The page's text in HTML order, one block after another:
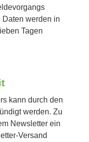
werden in
Tagen
kann durch den
werden. Zu
Newsletter ein
Versand